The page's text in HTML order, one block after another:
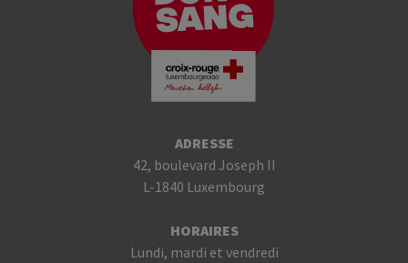
ADRESSE
42, boulevard Joseph II
L-1840 Luxembourg
HORAIRES
Lundi, mardi et vendredi